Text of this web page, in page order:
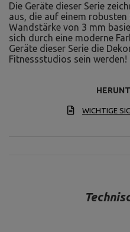
Die Geräte dieser Serie
aus, die auf einem
Wandstärke von 3 mm
sich durch eine moderne
Geräte dieser Serie die
Fitnessstudios sein werden!
WICHTIGE